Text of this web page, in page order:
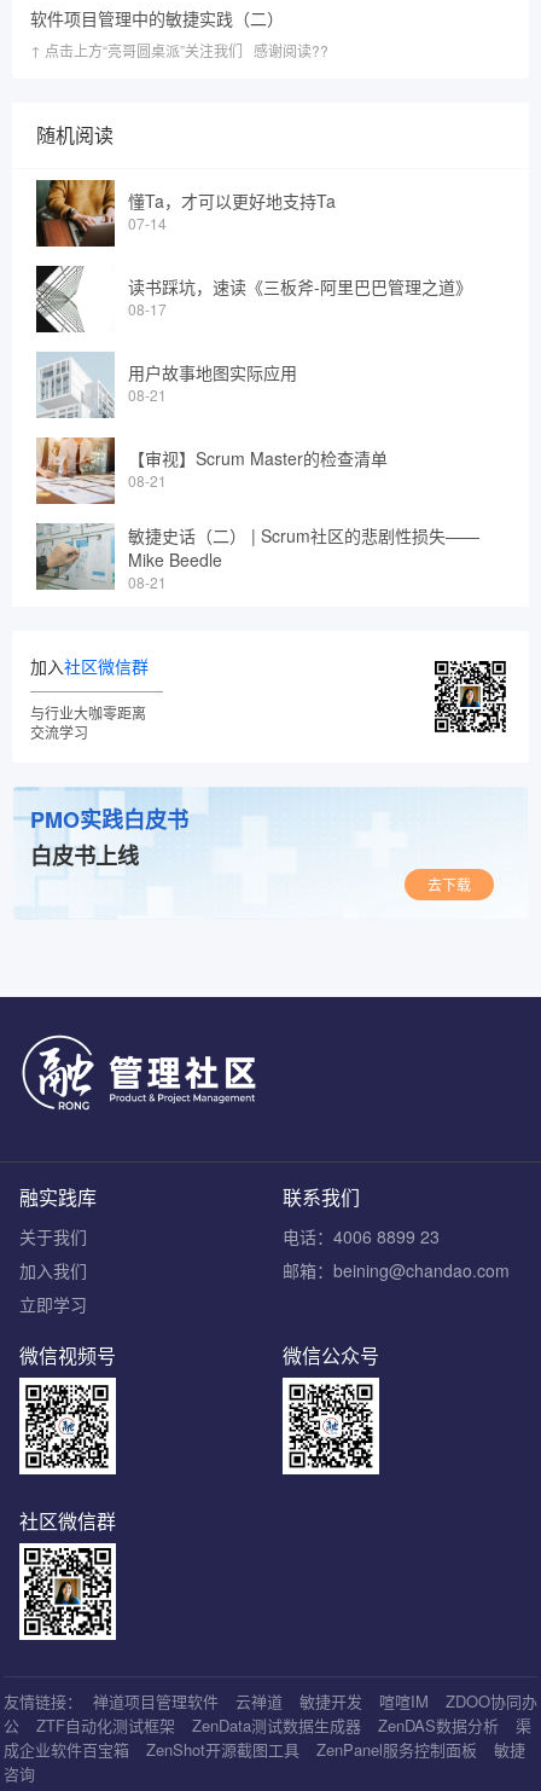
赋能
软件项目管理中的敏捷实践（二）
↑ 点击上方“亮哥圆桌派”关注我们 感谢阅读??
随机阅读
懂Ta，才可以更好地支持Ta
07-14
读书踩坑，速读《三板斧-阿里巴巴管理之道》
08-17
用户故事地图实际应用
08-21
【审视】Scrum Master的检查清单
08-21
敏捷史话（二） | Scrum社区的悲剧性损失——
Mike Beedle
08-21
加入社区微信群
与行业大咖零距离
交流学习
PMO实践白皮书
白皮书上线
去下载
联系我们
电话：4006 8899 23
邮箱：beining@chandao.com
融实践库
关于我们
加入我们
立即学习
微信公众号
微信视频号
社区微信群
友情链接： 禅道项目管理软件 云禅道 敏捷开发 喧喧IM
ZDOO协同办
公
ZTF自动化测试框架 ZenData测试数据生成器 ZenDAS数据分析
渠
成企业软件百宝箱
ZenShot开源截图工具 ZenPanel服务控制面板
敏捷
咨询